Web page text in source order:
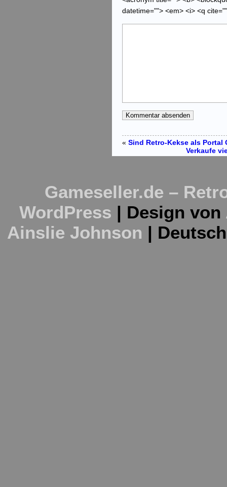
datetime=""> <em> <i> <q
« Sind Retro-Kekse als Portal
Verkaufe
Gameseller.de –
WordPress | Design von
Ainslie Johnson |